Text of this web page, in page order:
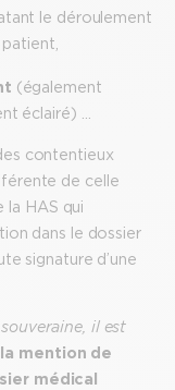
le déroulement
(également
éclairé) …
contentieux
de celle
la HAS qui
dans le dossier
signature d’une
il est
mention de
médical